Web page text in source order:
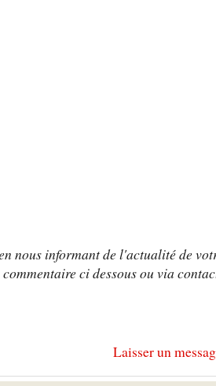
nous informant de l'actualité de
ci dessous ou via
Laisser un